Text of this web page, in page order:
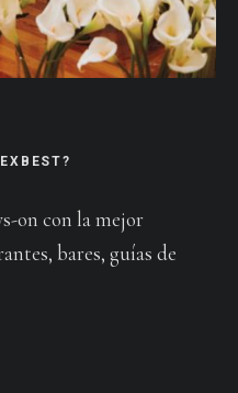
on con la mejor
bares, guías de